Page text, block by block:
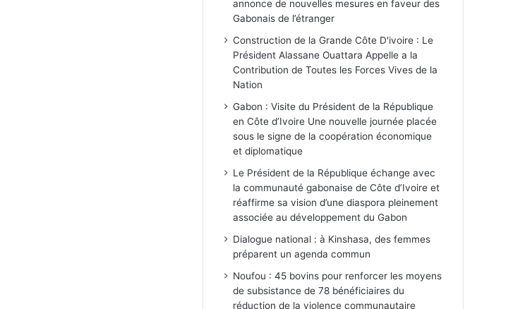
annonce de nouvelles mesures en faveur des
Gabonais de l’étranger
Construction de la Grande Côte D'ivoire : Le
Président Alassane Ouattara Appelle a la
Contribution de Toutes les Forces Vives de la
Nation
Gabon : Visite du Président de la République
en Côte d’Ivoire Une nouvelle journée placée
sous le signe de la coopération économique
et diplomatique
Le Président de la République échange avec
la communauté gabonaise de Côte d’Ivoire et
réaffirme sa vision d’une diaspora pleinement
associée au développement du Gabon
Dialogue national : à Kinshasa, des femmes
préparent un agenda commun
Noufou : 45 bovins pour renforcer les moyens
de subsistance de 78 bénéficiaires du
réduction de la violence communautaire